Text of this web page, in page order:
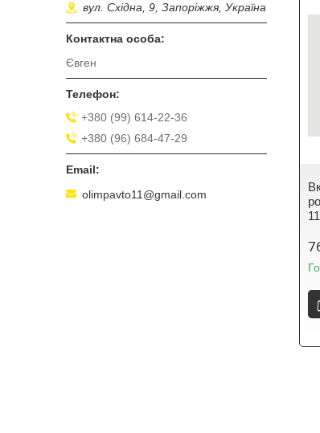
вул. Східна, 9, Запоріжжя, Україна
Євген
+380 (99) 614-22-36
+380 (96) 684-47-29
olimpavto11@gmail.com